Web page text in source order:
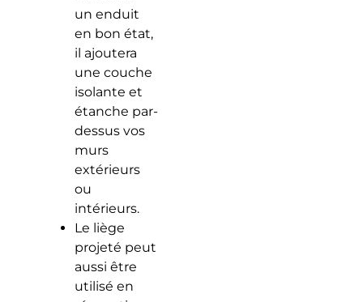
un enduit
en bon état,
il ajoutera
une couche
isolante et
étanche par-
dessus vos
murs
extérieurs
ou
intérieurs.
Le liège
projeté peut
aussi être
utilisé en